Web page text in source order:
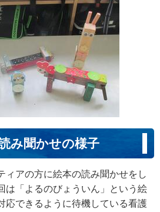
聞かせの様子
ィアの方に絵本の読み聞かせをし
は「よるのびょういん」という絵
応できるように待機している看護